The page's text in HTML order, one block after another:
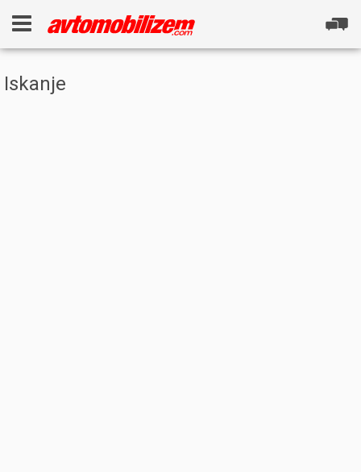
Iskanje